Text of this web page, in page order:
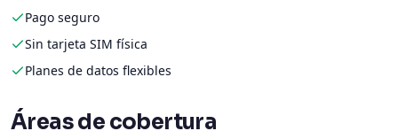
Pago seguro
Sin tarjeta SIM física
Planes de datos flexibles
Áreas de cobertura